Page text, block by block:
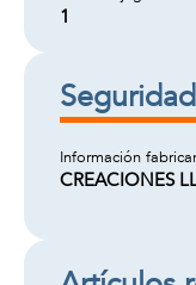
1
Información
CREACIONES